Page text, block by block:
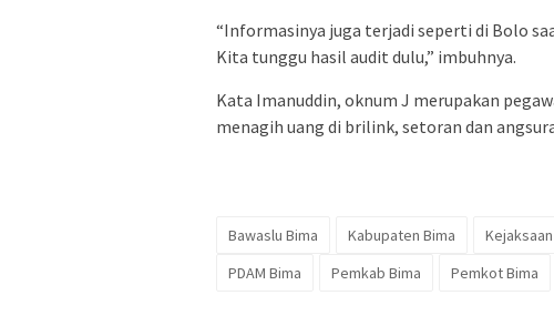
“Informasinya juga terjadi seperti di Bolo
Kita tunggu hasil audit dulu,” imbuhnya.
Kata Imanuddin, oknum J merupakan
menagih uang di brilink, setoran dan
Bawaslu Bima Kabupaten Bima
PDAM Bima
Pemkab Bima Pemkot Bima